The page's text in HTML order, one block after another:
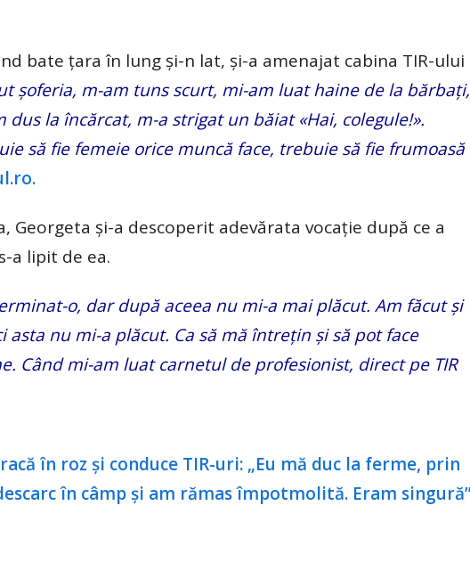
bate țara în lung și-n lat, și-a amenajat cabina TIR-ului
șoferia, m-am tuns scurt, mi-am luat haine de la bărbați,
la încărcat, m-a strigat un băiat «Hai, colegule!».
să fie femeie orice muncă face, trebuie să fie frumoasă
Georgeta și-a descoperit adevărata vocație după ce a
a lipit de ea.
o, dar după aceea nu mi-a mai plăcut. Am făcut și
nu mi-a plăcut. Ca să mă întrețin și să pot face
Când mi-am luat carnetul de profesionist, direct pe TIR